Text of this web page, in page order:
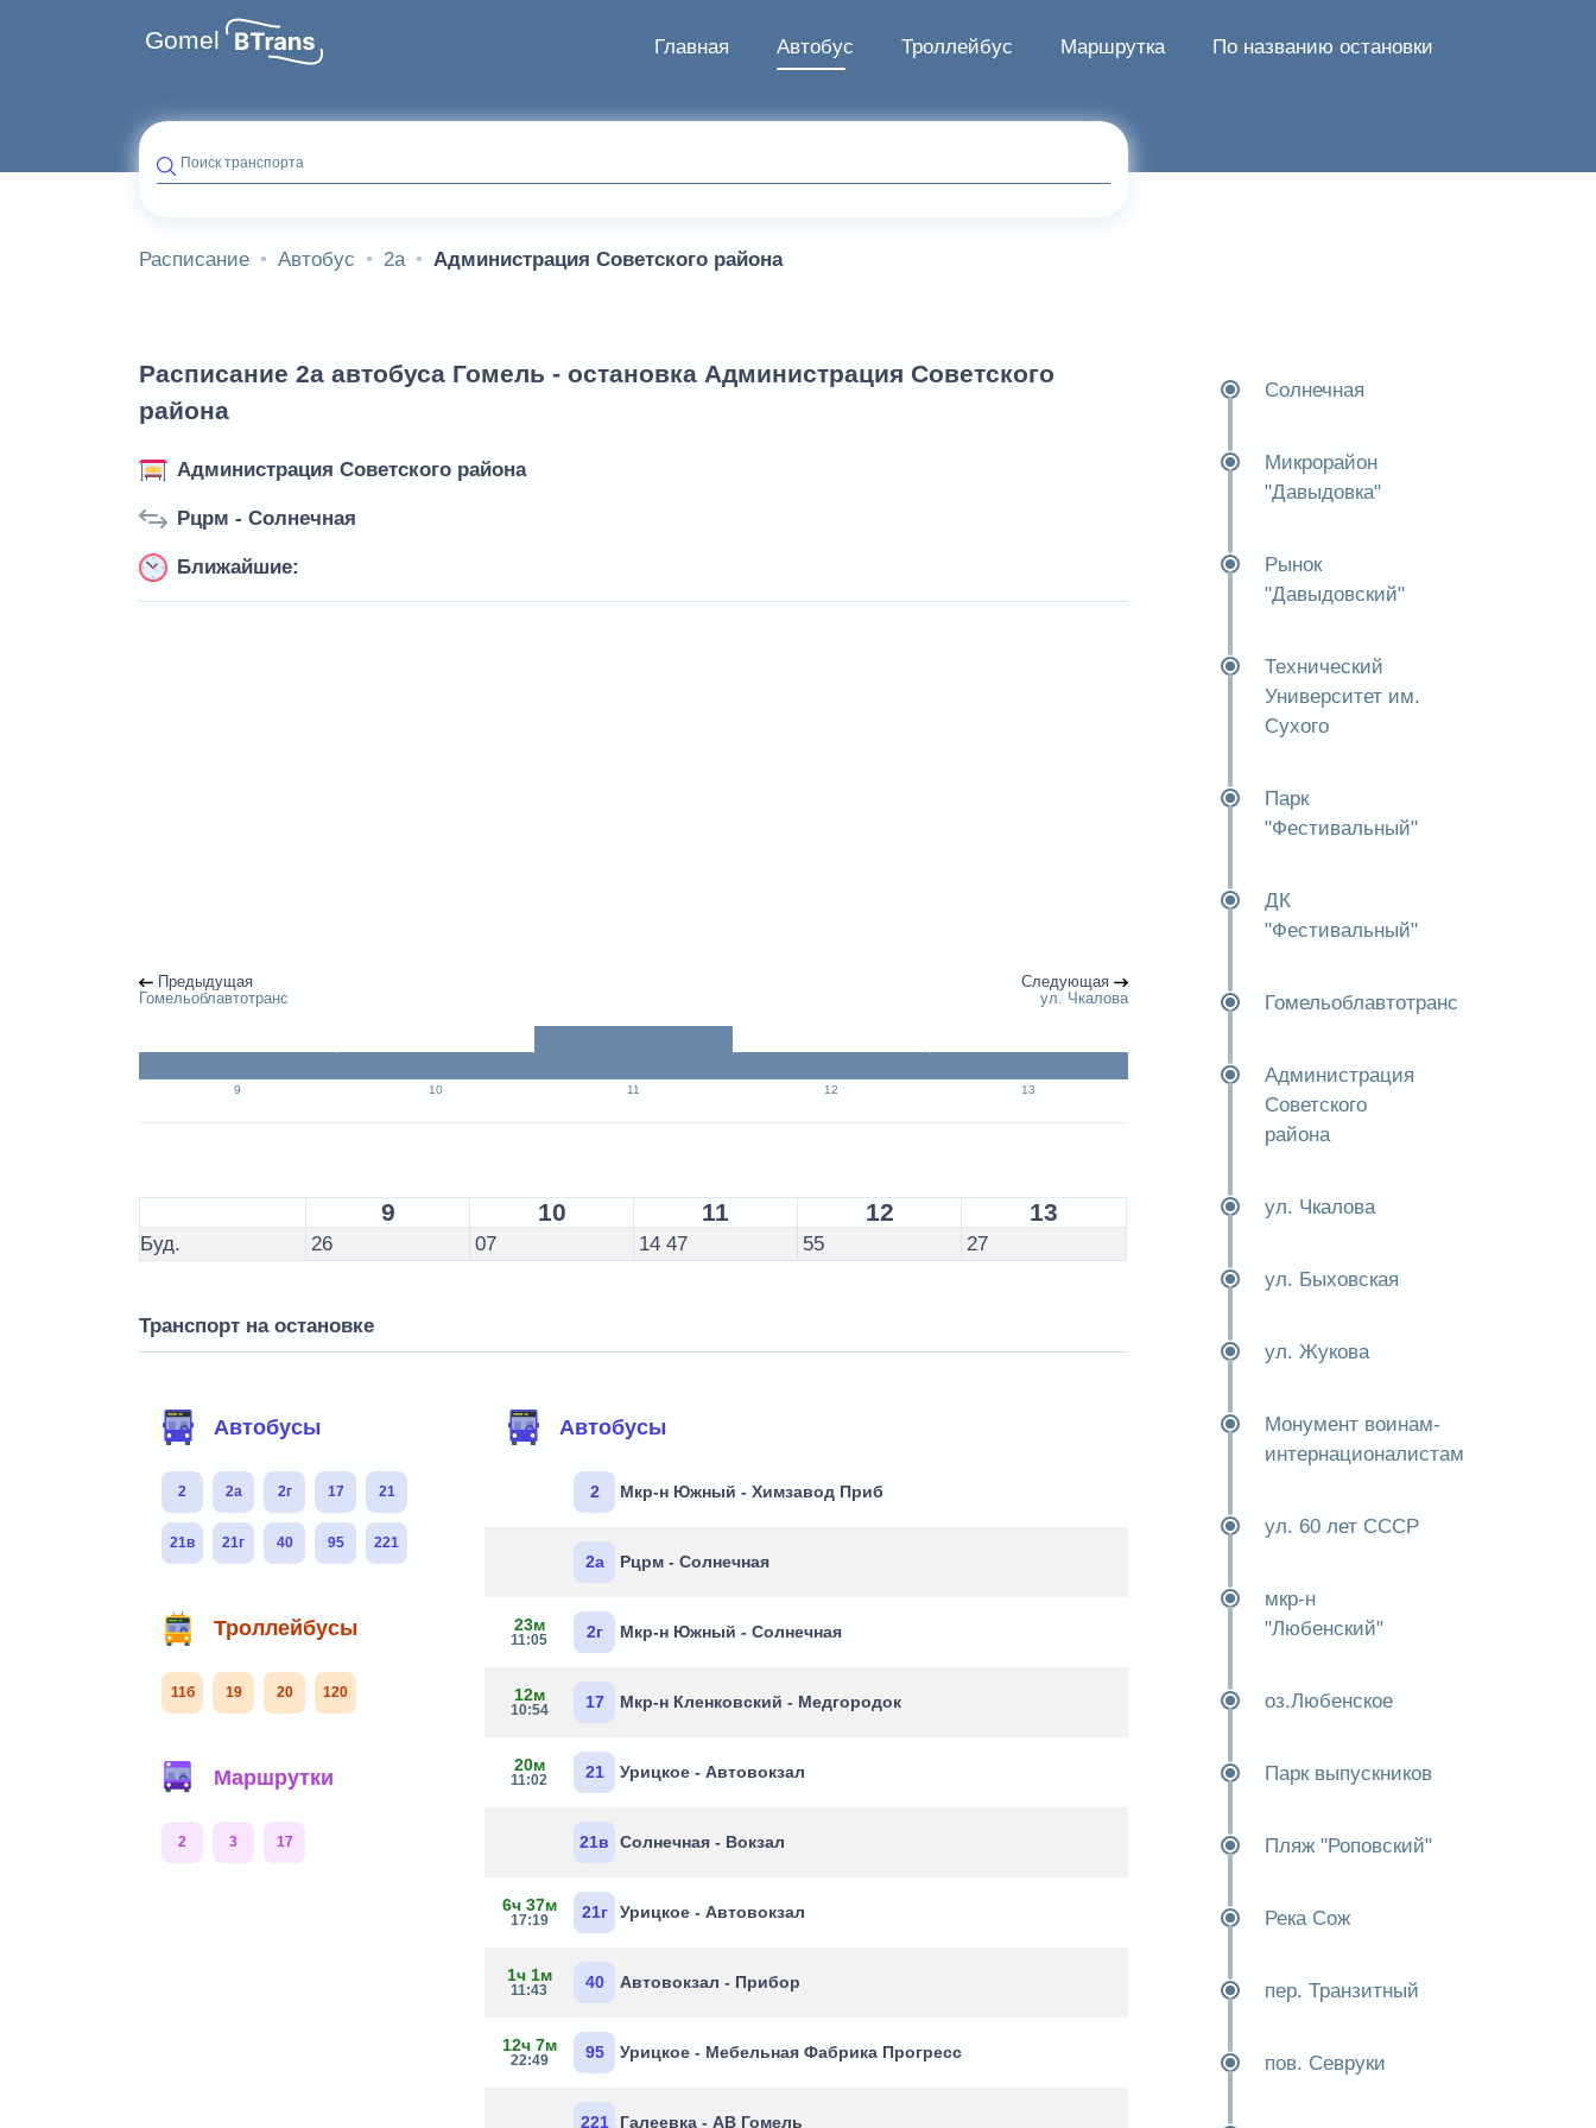
Gomel Главная Автобус Троллейбус Маршрутка По названию остановки
Поиск транспорта
Расписание Автобус 2а Администрация Советского района
Расписание 2а автобуса Гомель - остановка Администрация Советского
района
Администрация Советского района
Рцрм - Солнечная
Ближайшие:
Предыдущая
Гомельоблавтотранс
Следующая
ул. Чкалова
9 10 11 12 13
9 10 11 12 13
Буд. 26 07 14 47 55 27
Транспорт на остановке
Автобусы
2 2а 2г 17 21
21в 21г 40 95 221
Троллейбусы
11б 19 20 120
Маршрутки
2 3 17
Автобусы
2 Мкр-н Южный - Химзавод Приб
2а Рцрм - Солнечная
23м
11:05 2г Мкр-н Южный - Солнечная
12м
10:54 17 Мкр-н Кленковский - Медгородок
20м
11:02 21 Урицкое - Автовокзал
21в Солнечная - Вокзал
6ч 37м
17:19 21г Урицкое - Автовокзал
1ч 1м
11:43 40 Автовокзал - Прибор
12ч 7м
22:49 95 Урицкое - Мебельная Фабрика Прогресс
221 Галеевка - АВ Гомель
Солнечная
Микрорайон
"Давыдовка"
Рынок
"Давыдовский"
Технический
Университет им.
Сухого
Парк
"Фестивальный"
ДК
"Фестивальный"
Гомельоблавтотранс
Администрация
Советского
района
ул. Чкалова
ул. Быховская
ул. Жукова
Монумент воинам-
интернационалистам
ул. 60 лет СССР
мкр-н
"Любенский"
оз.Любенское
Парк выпускников
Пляж "Роповский"
Река Сож
пер. Транзитный
пов. Севруки